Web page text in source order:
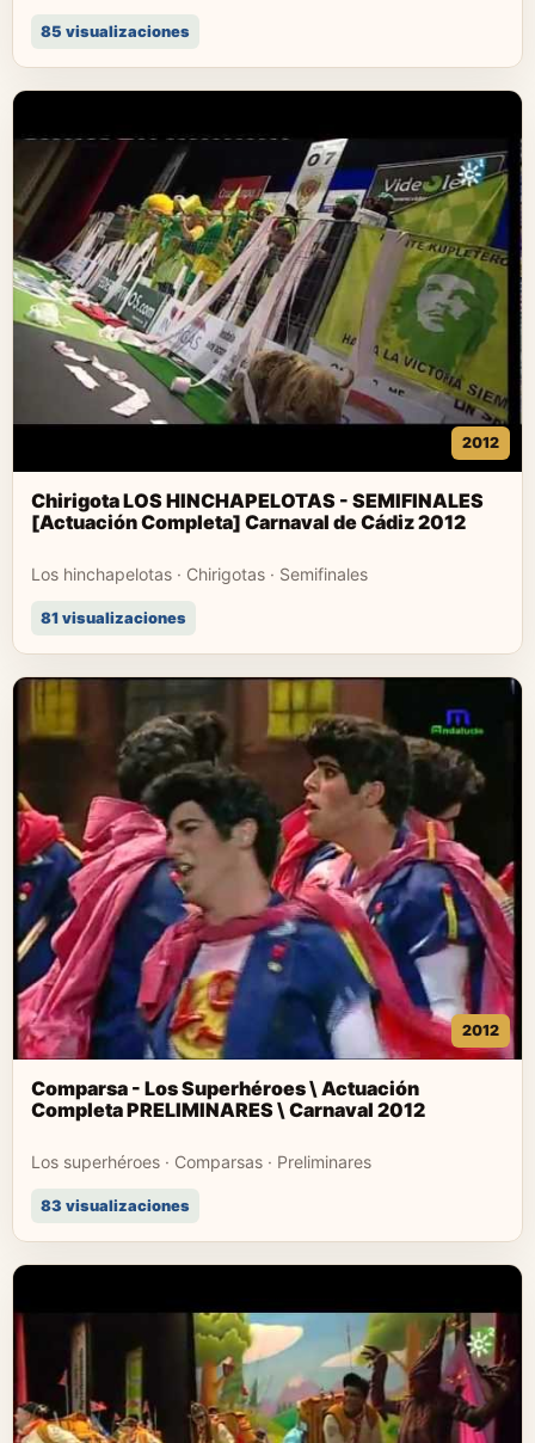
85 visualizaciones
2012
Chirigota LOS HINCHAPELOTAS - SEMIFINALES
[Actuación Completa] Carnaval de Cádiz 2012
Los hinchapelotas · Chirigotas · Semifinales
81 visualizaciones
2012
Comparsa - Los Superhéroes \ Actuación
Completa PRELIMINARES \ Carnaval 2012
Los superhéroes · Comparsas · Preliminares
83 visualizaciones